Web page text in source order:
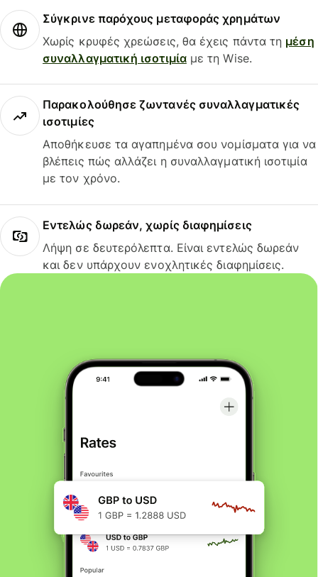
Σύγκρινε παρόχους μεταφοράς χρημάτων
Χωρίς κρυφές χρεώσεις, θα έχεις πάντα τη μέση
συναλλαγματική ισοτιμίαμε τη Wise.
Παρακολούθησε ζωντανές συναλλαγματικές
ισοτιμίες
Αποθήκευσε τα αγαπημένα σου νομίσματα για να
βλέπεις πώς αλλάζει η συναλλαγματική ισοτιμία
με τον χρόνο.
Εντελώς δωρεάν, χωρίς διαφημίσεις
Λήψη σε δευτερόλεπτα. Είναι εντελώς δωρεάν
και δεν υπάρχουν ενοχλητικές διαφημίσεις.